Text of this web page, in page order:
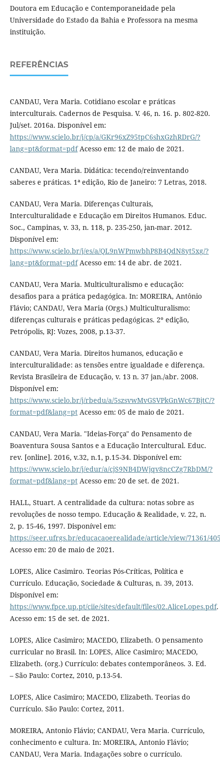
Doutora em Educação e Contemporaneidade pela
Universidade do Estado da Bahia e Professora na mesma
instituição.
REFERÊNCIAS
CANDAU, Vera Maria. Cotidiano escolar e práticas
interculturais. Cadernos de Pesquisa. V. 46, n. 16. p. 802-820.
Jul/set. 2016a. Disponível em:
https://www.scielo.br/j/cp/a/GKr96xZ95tpC6shxGzhRDrG/?
lang=pt&format=pdfAcesso em: 12 de maio de 2021.
CANDAU, Vera Maria. Didática: tecendo/reinventando
saberes e práticas. 1ª edição, Rio de Janeiro: 7 Letras, 2018.
CANDAU, Vera Maria. Diferenças Culturais,
Interculturalidade e Educação em Direitos Humanos. Educ.
Soc., Campinas, v. 33, n. 118, p. 235-250, jan-mar. 2012.
Disponível em:
https://www.scielo.br/j/es/a/QL9nWPmwbhP8B4QdN8yt5xg/?
lang=pt&format=pdfAcesso em: 14 de abr. de 2021.
CANDAU, Vera Maria. Multiculturalismo e educação:
desafios para a prática pedagógica. In: MOREIRA, Antônio
Flávio; CANDAU, Vera Maria (Orgs.) Multiculturalismo:
diferenças culturais e práticas pedagógicas. 2º edição,
Petrópolis, RJ: Vozes, 2008, p.13-37.
CANDAU, Vera Maria. Direitos humanos, educação e
interculturalidade: as tensões entre igualdade e diferença.
Revista Brasileira de Educação, v. 13 n. 37 jan./abr. 2008.
Disponível em:
https://www.scielo.br/j/rbedu/a/5szsvwMvGSVPkGnWc67BjtC/?
format=pdf&lang=ptAcesso em: 05 de maio de 2021.
CANDAU, Vera Maria. "Ideias-Força" do Pensamento de
Boaventura Sousa Santos e a Educação Intercultural. Educ.
rev. [online]. 2016, v.32, n.1, p.15-34. Disponível em:
https://www.scielo.br/j/edur/a/cjS9NB4DWjqv8ncCZg7RbDM/?
format=pdf&lang=ptAcesso em: 20 de set. de 2021.
HALL, Stuart. A centralidade da cultura: notas sobre as
revoluções de nosso tempo. Educação & Realidade, v. 22, n.
2, p. 15-46, 1997. Disponível em:
https://seer.ufrgs.br/educacaoerealidade/article/view/71361/
Acesso em: 20 de maio de 2021.
LOPES, Alice Casimiro. Teorias Pós-Críticas, Política e
Currículo. Educação, Sociedade & Culturas, n. 39, 2013.
Disponível em:
https://www.fpce.up.pt/ciie/sites/default/files/02.AliceLopes.pdf.
Acesso em: 15 de set. de 2021.
LOPES, Alice Casimiro; MACEDO, Elizabeth. O pensamento
curricular no Brasil. In: LOPES, Alice Casimiro; MACEDO,
Elizabeth. (org.) Currículo: debates contemporâneos. 3. Ed.
– São Paulo: Cortez, 2010, p.13-54.
LOPES, Alice Casimiro; MACEDO, Elizabeth. Teorias do
Currículo. São Paulo: Cortez, 2011.
MOREIRA, Antonio Flávio; CANDAU, Vera Maria. Currículo,
conhecimento e cultura. In: MOREIRA, Antonio Flávio;
CANDAU, Vera Maria. Indagações sobre o currículo.